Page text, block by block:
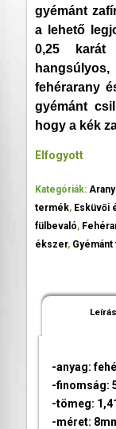
gyémánt
a lehető
0,25
fehérarany
gyémánt
hogy a kék
Elfogyott
Kategóriák:
termék, Esküvői
fülbevaló,
ékszer,
Leírás
-anyag:
-finomság:
-tömeg:
-méret: